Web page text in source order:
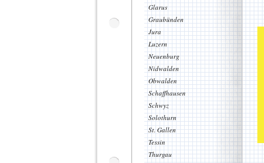
Glarus
Graubünden
Jura
Luzern
Neuenburg
Nidwalden
Obwalden
Schaffhausen
Schwyz
Solothurn
St. Gallen
Tessin
Thurgau